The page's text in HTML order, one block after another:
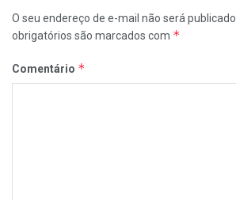
O seu endereço de e-mail não será publicado.
obrigatórios são marcados com *
Comentário *